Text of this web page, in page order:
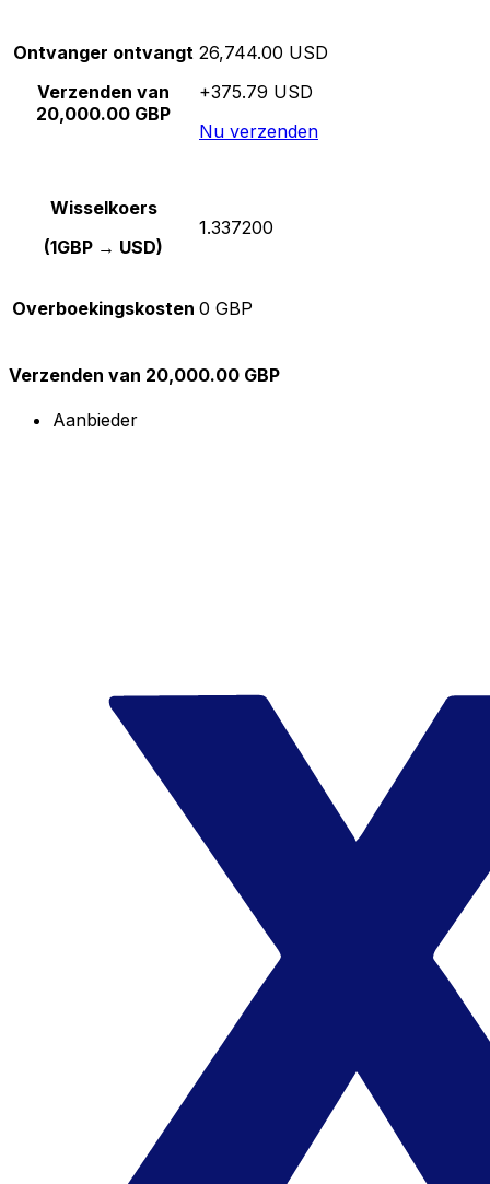
Ontvanger ontvangt
Verzenden van
20,000.00 GBP
26,744.00 USD
+375.79 USD
Nu verzenden
Wisselkoers
(1GBP → USD)
1.337200
Overboekingskosten 0 GBP
Verzenden van 20,000.00 GBP
Aanbieder